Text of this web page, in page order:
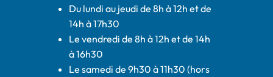
Du lundi au jeudi de 8h à 12h et de
14h à 17h30
Le vendredi de 8h à 12h et de 14h
à 16h30
Le samedi de 9h30 à 11h30 (hors